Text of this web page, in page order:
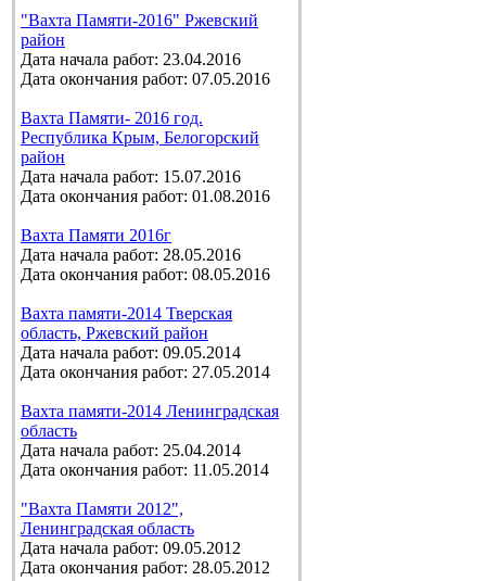
"Вахта Памяти-2016" Ржевский
район
Дата начала работ: 23.04.2016
Дата окончания работ: 07.05.2016
Вахта Памяти- 2016 год.
Республика Крым, Белогорский
район
Дата начала работ: 15.07.2016
Дата окончания работ: 01.08.2016
Вахта Памяти 2016г
Дата начала работ: 28.05.2016
Дата окончания работ: 08.05.2016
Вахта памяти-2014 Тверская
область, Ржевский район
Дата начала работ: 09.05.2014
Дата окончания работ: 27.05.2014
Вахта памяти-2014 Ленинградская
область
Дата начала работ: 25.04.2014
Дата окончания работ: 11.05.2014
"Вахта Памяти 2012",
Ленинградская область
Дата начала работ: 09.05.2012
Дата окончания работ: 28.05.2012